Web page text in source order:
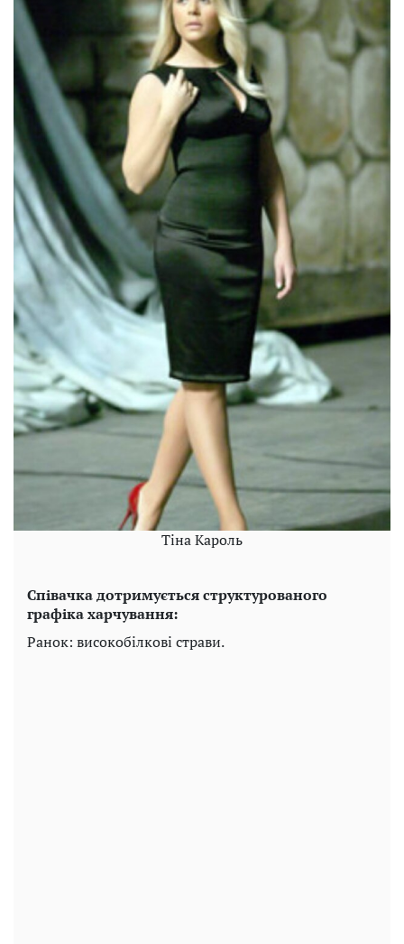
Тіна Кароль
Співачка дотримується структурованого
графіка харчування:
Ранок: високобілкові страви.